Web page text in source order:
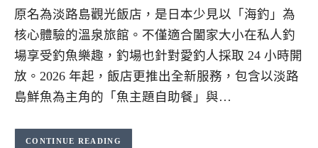
原名為淡路島觀光飯店，是日本少見以「海釣」為
核心體驗的溫泉旅館。不僅適合闔家大小在私人釣
場享受釣魚樂趣，釣場也針對愛釣人採取 24 小時開
放。2026 年起，飯店更推出全新服務，包含以淡路
島鮮魚為主角的「魚主題自助餐」與…
CONTINUE READING